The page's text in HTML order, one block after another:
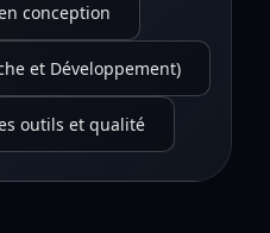
conception
et Développement)
outils et qualité